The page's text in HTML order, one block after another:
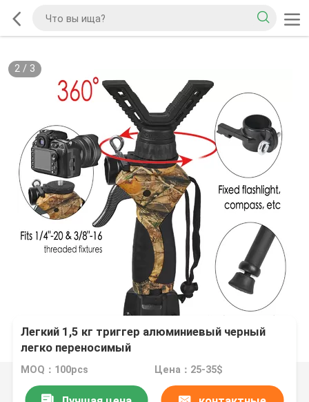
2/ 3
Легкий 1,5 кг триггер алюминиевый черный
легко переносимый
MOQ：100pcs Цена：25-35$